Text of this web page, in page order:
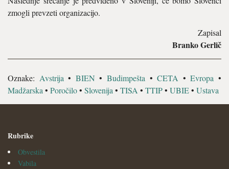
zmogli prevzeti organizacijo.
Zapisal
Branko Gerlič
Oznake: Avstrija • BIEN •Budimpešta •CETA •Evropa •
Madžarska • Poročilo• Slovenija • TISA • TTIP• UBIE• Ustava
Rubrike
Obvestila
Vabila